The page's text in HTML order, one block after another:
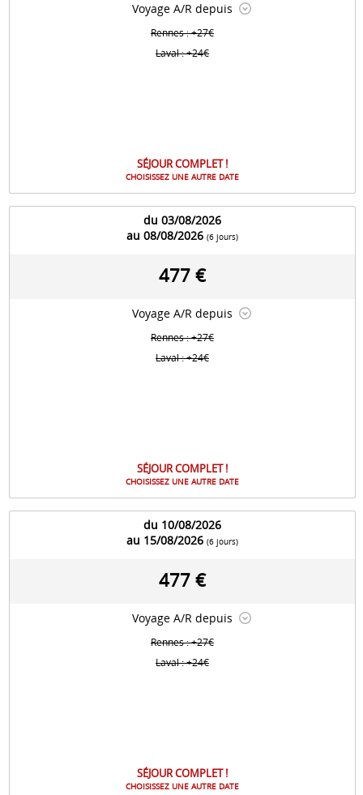
Voyage A/R depuis
Rennes : +27€
Laval : +24€
SÉJOUR COMPLET !
CHOISISSEZ UNE AUTRE DATE
du 03/08/2026
au 08/08/2026 (6 jours)
477 €
Voyage A/R depuis
Rennes : +27€
Laval : +24€
SÉJOUR COMPLET !
CHOISISSEZ UNE AUTRE DATE
du 10/08/2026
au 15/08/2026 (6 jours)
477 €
Voyage A/R depuis
Rennes : +27€
Laval : +24€
SÉJOUR COMPLET !
CHOISISSEZ UNE AUTRE DATE